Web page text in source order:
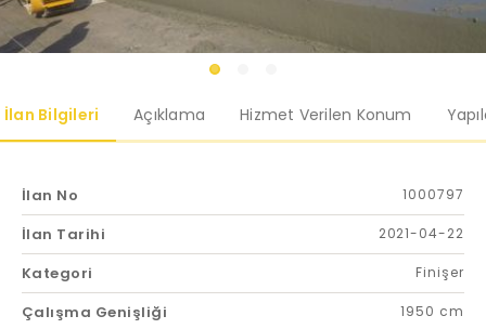
İlan Bilgileri Açıklama Hizmet Verilen Konum
İlan No 1000797
İlan Tarihi 2021-04-22
Kategori Finişer
Çalışma Genişliği 1950 cm